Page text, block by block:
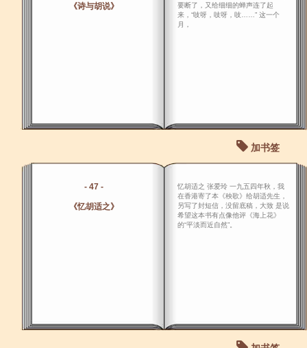
《诗与胡说》
要断了，又给细细的蝉声连了起
来，“吱呀，吱呀，吱……” 这一个
月，
加书签
- 47 -
《忆胡适之》
忆胡适之 张爱玲 一九五四年秋，我
在香港寄了本《秧歌》给胡适先生，
另写了封短信，没留底稿，大致 是说
希望这本书有点像他评《海上花》
的“平淡而近自然”。